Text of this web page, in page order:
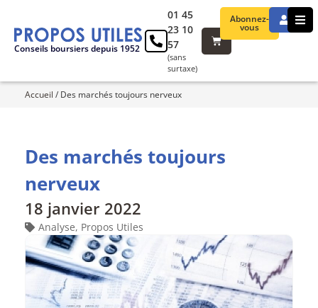
Conseils boursiers depuis 1952
Abonnez-
vous
01 45
23 10
57
(sans
surtaxe)
Accueil / Des marchés toujours nerveux
Des marchés toujours
nerveux
18 janvier 2022
Analyse, Propos Utiles